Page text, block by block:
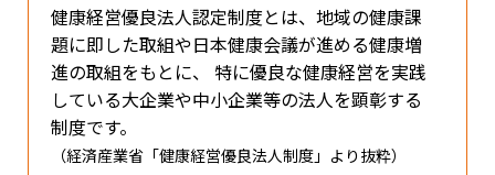
健康経営優良法人認定制度とは、地域の健康課
題に即した取組や日本健康会議が進める健康増
進の取組をもとに、 特に優良な健康経営を実践
している大企業や中小企業等の法人を顕彰する
制度です。
（経済産業省「健康経営優良法人制度」より抜粋）